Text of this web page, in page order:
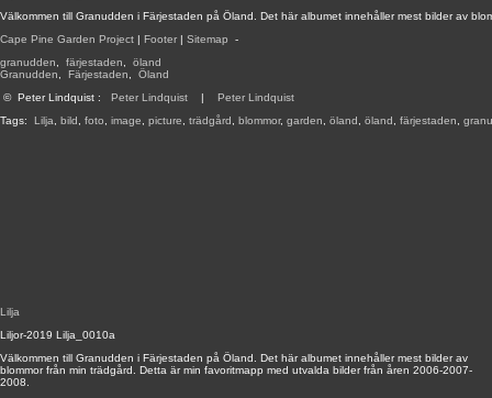
Välkommen till Granudden i Färjestaden på Öland. Det här albumet innehåller mest bilder av
Cape Pine Garden Project | Footer | Sitemap -
granudden
färjestaden
öland
Granudden
Färjestaden
Öland
© Peter Lindquist : Peter Lindquist | Peter Lindquist
Tags: Lilja bild foto image picture trädgård blommor, garden öland öland färjestaden
Lilja
Liljor-2019 Lilja_0010a
Välkommen till Granudden i Färjestaden på Öland. Det här albumet innehåller mest bilder av
blommor från min trädgård. Detta är min favoritmapp med utvalda bilder från åren 2006-2007-
2008.